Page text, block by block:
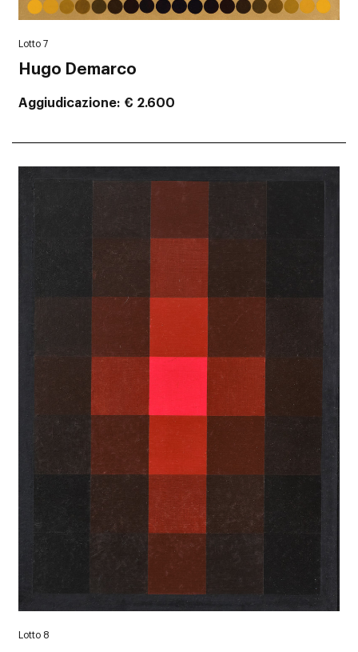
Lotto 7
Hugo Demarco
Aggiudicazione € 2.600
Lotto 8